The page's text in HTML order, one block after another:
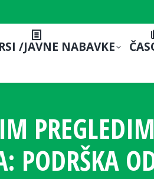
/JAVNE NABAVKE
PODRŠKA